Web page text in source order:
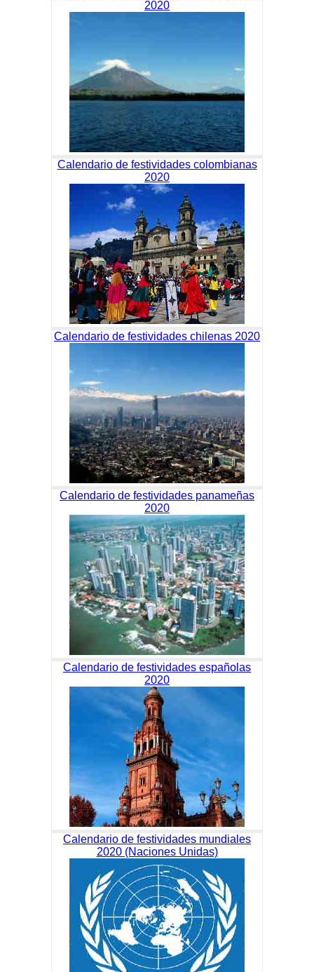
2020
Calendario de festividades colombianas
2020
Calendario de festividades chilenas 2020
Calendario de festividades panameñas
2020
Calendario de festividades españolas
2020
Calendario de festividades mundiales
2020 (Naciones Unidas)